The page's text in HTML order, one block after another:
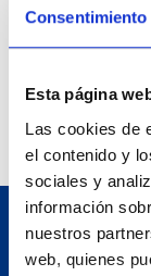
Consentimiento
Esta página
Las cookies de
el contenido y
sociales y
información
nuestros
web, quienes